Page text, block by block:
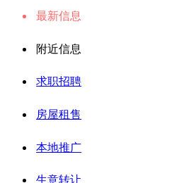
最新信息
附近信息
求职招聘
房屋租售
本地推广
生意转让